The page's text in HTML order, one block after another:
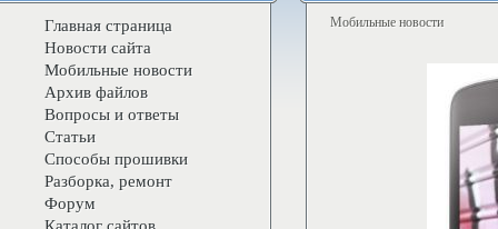
Мобильные новости
Главная страница
Новости сайта
Мобильные новости
Архив файлов
Вопросы и ответы
Статьи
Способы прошивки
Разборка, ремонт
Форум